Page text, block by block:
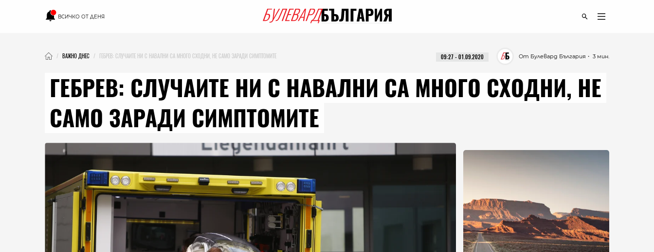
ВСИЧКО ОТ ДЕНЯ
ВАЖНО ДНЕС ГЕБРЕВ: СЛУЧАИТЕ НИ С НАВАЛНИ СА МНОГО СХОДНИ, НЕ САМО ЗАРАДИ СИМПТОМИТЕ ・ 3 мин.
От Булевард България
09:27 - 01.09.2020
ГЕБРЕВ: СЛУЧАИТЕ НИ С НАВАЛНИ СА МНОГО СХОДНИ, НЕ
САМО ЗАРАДИ СИМПТОМИТЕ